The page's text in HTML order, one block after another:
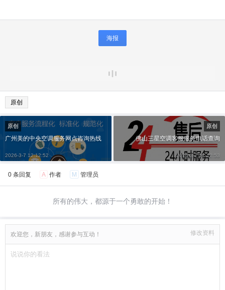
海报
原创
原创
广州美的中央空调服务网点咨询热线
2026-3-7 12:12:52
原创
佛山三星空调客服服务电话查询
2026-3-7 12:12:53
0 条回复 A 作者 M 管理员
所有的伟大，都源于一个勇敢的开始！
欢迎您，新朋友，感谢参与互动！ 修改资料